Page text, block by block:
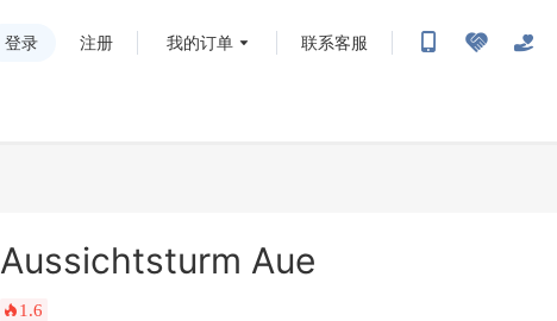
登录 注册 我的订单 联系客服
Aussichtsturm Aue
󰺂 1.6